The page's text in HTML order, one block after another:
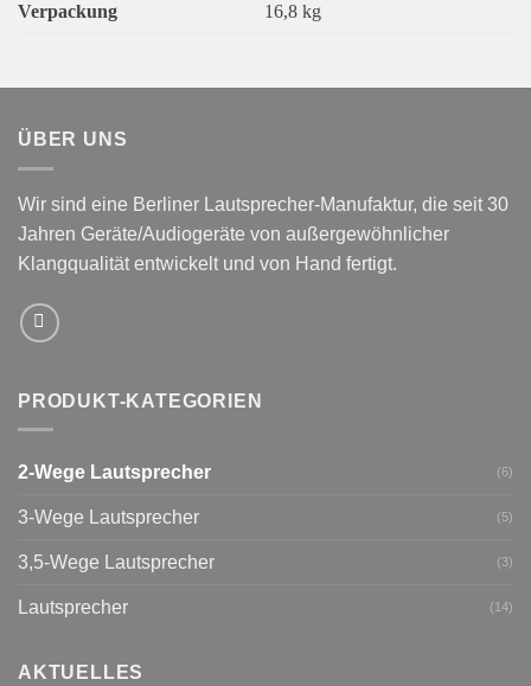
Verpackung
16,8 kg
ÜBER UNS
Wir sind eine Berliner Lautsprecher-Manufaktur, die seit 30
Jahren Geräte/Audiogeräte von außergewöhnlicher
Klangqualität entwickelt und von Hand fertigt.
PRODUKT-KATEGORIEN
2-Wege Lautsprecher (6)
3-Wege Lautsprecher (5)
3,5-Wege Lautsprecher (3)
Lautsprecher (14)
AKTUELLES